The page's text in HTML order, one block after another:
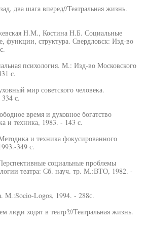
два шага вперед//Театральная жизнь.
Н.М., Костина Н.Б. Социальные
функции, структура. Свердловск: Изд-во
психология. М.: Изд-во Московского
с.
мир советского человека.
с.
время и духовное богатство
и техника, 1983. - 143 с.
и техника фокусированного
349 с.
социальные проблемы
театра: Сб. науч. тр. М.:ВТО, 1982. -
M.:Socio-Logos, 1994. - 288с.
люди ходят в театр?//Театральная жизнь.